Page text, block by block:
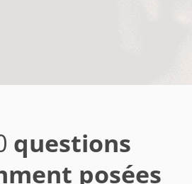
questions
posées